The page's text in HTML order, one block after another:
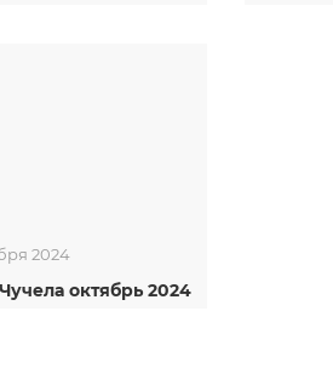
2024
октябрь 2024